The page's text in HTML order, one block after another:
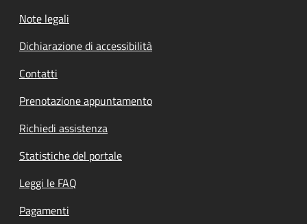
Note legali
Dichiarazione di accessibilità
Contatti
Prenotazione appuntamento
Richiedi assistenza
Statistiche del portale
Leggi le FAQ
Pagamenti